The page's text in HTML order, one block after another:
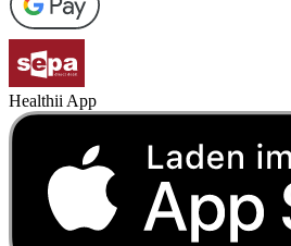
Healthii App